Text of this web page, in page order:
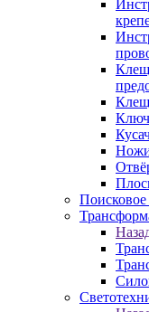
Поисковое